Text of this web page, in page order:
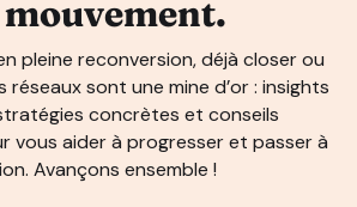
pleine reconversion, déjà closer ou
sont une mine d’or : insights
concrètes et conseils
vous aider à progresser et passer à
Avançons ensemble !